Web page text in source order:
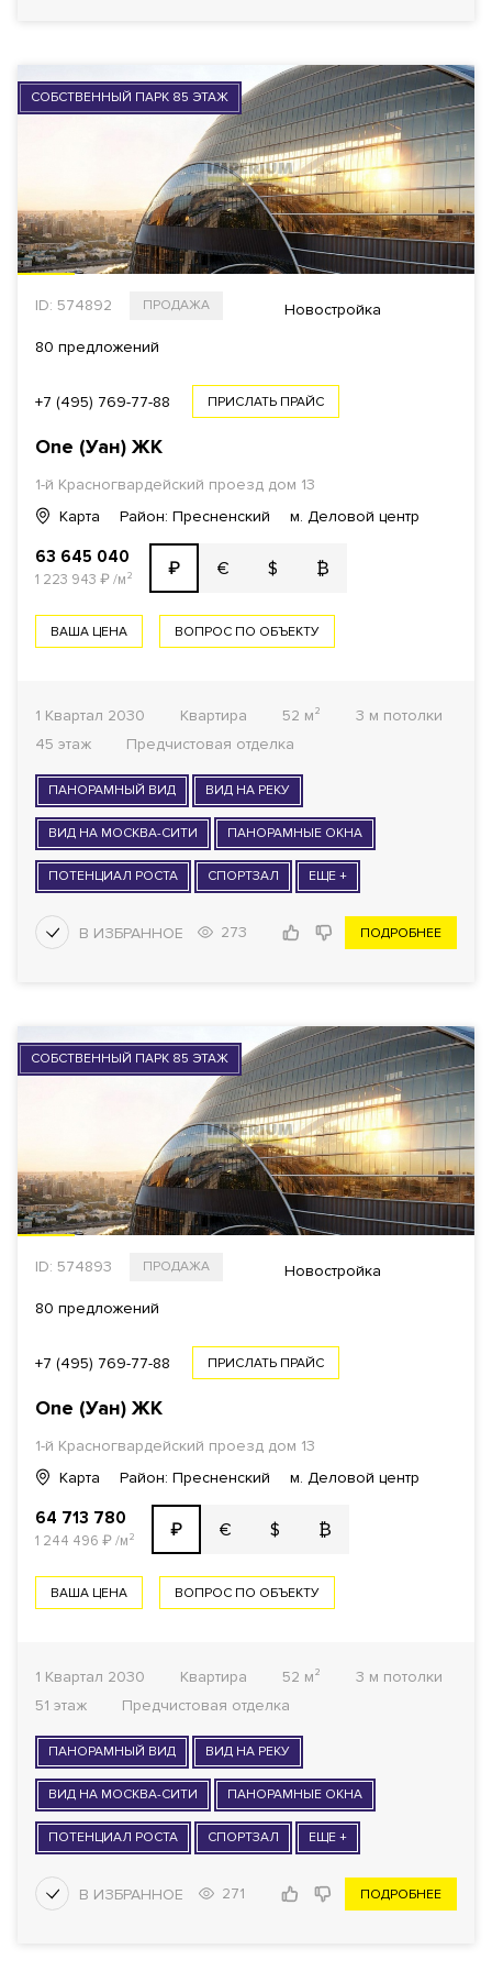
СОБСТВЕННЫЙ ПАРК 85 ЭТАЖ
ID: 574892 ПРОДАЖА Новостройка
80 предложений
+7 (495) 769-77-88 ПРИСЛАТЬ ПРАЙС
One (Уан) ЖК
1-й Красногвардейский проезд дом 13
Карта
Район: Пресненский м. Деловой центр
63 645 040
1 223 943 ₽/м² ₽ € $ ₿
ВАША ЦЕНА ВОПРОС ПО ОБЪЕКТУ
1 Квартал 2030 Квартира 52 м²
3 м потолки
45 этаж
Предчистовая отделка
ПАНОРАМНЫЙ ВИД ВИД НА РЕКУ
ВИД НА МОСКВА-СИТИ ПАНОРАМНЫЕ ОКНА
ПОТЕНЦИАЛ РОСТА СПОРТЗАЛ ЕЩЕ +
273 ПОДРОБНЕЕ
СОБСТВЕННЫЙ ПАРК 85 ЭТАЖ
ID: 574893 ПРОДАЖА Новостройка
80 предложений
+7 (495) 769-77-88 ПРИСЛАТЬ ПРАЙС
One (Уан) ЖК
1-й Красногвардейский проезд дом 13
Карта
Район: Пресненский м. Деловой центр
64 713 780
1 244 496 ₽/м² ₽ € $ ₿
ВАША ЦЕНА ВОПРОС ПО ОБЪЕКТУ
1 Квартал 2030 Квартира 52 м²
3 м потолки
51 этаж
Предчистовая отделка
ПАНОРАМНЫЙ ВИД ВИД НА РЕКУ
ВИД НА МОСКВА-СИТИ ПАНОРАМНЫЕ ОКНА
ПОТЕНЦИАЛ РОСТА СПОРТЗАЛ ЕЩЕ +
271 ПОДРОБНЕЕ